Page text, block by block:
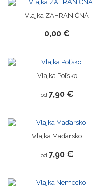
Vlajka ZAHRANIČNÁ
0,00 €
Vlajka Poľsko
od 7,90 €
Vlajka Maďarsko
od 7,90 €